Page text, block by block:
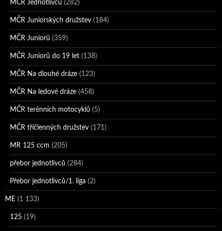
MČR Jednotlivců (282)
MČR Juniorských družstev (184)
MČR Juniorů (359)
MČR Juniorů do 19 let (138)
MČR Na dlouhé dráze (123)
MČR Na ledové dráze (458)
MČR terénních motocyklů (5)
MČR tříčlenných družstev (171)
MR 125 ccm (205)
přebor jednotlivců (284)
Přebor jednotlivců/1. liga (2)
ME (1 133)
125 (19)